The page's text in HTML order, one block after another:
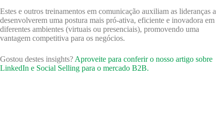
Estes e outros treinamentos em comunicação auxiliam as lideranças a
desenvolverem uma postura mais pró-ativa, eficiente e inovadora em
diferentes ambientes (virtuais ou presenciais), promovendo uma
vantagem competitiva para os negócios.
Gostou destes insights? Aproveite para conferir o nosso artigo sobre
LinkedIn e Social Selling para o mercado B2B.